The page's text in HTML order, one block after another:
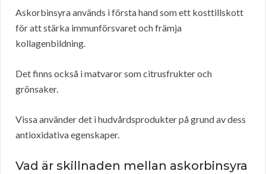
Askorbinsyra används i första hand som ett kosttillskott
för att stärka immunförsvaret och främja
kollagenbildning.
Det finns också i matvaror som citrusfrukter och
grönsaker.
Vissa använder det i hudvårdsprodukter på grund av dess
antioxidativa egenskaper.
Vad är skillnaden mellan askorbinsyra